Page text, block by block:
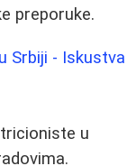
preporuke.
Srbiji - Iskustva
u